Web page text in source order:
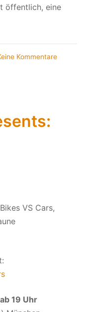
öffentlich, eine
Kommentarezu
VS Cars,
19 Uhr